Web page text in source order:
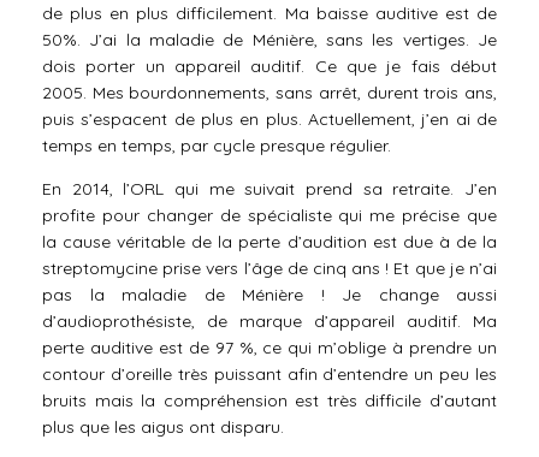
de plus en plus difficilement. Ma baisse auditive est de
50%. J’ai la maladie de Ménière, sans les vertiges. Je
dois porter un appareil auditif. Ce que je fais début
2005. Mes bourdonnements, sans arrêt, durent trois ans,
puis s’espacent de plus en plus. Actuellement, j’en ai de
temps en temps, par cycle presque régulier.
En 2014, l’ORL qui me suivait prend sa retraite. J’en
profite pour changer de spécialiste qui me précise que
la cause véritable de la perte d’audition est due à de la
streptomycine prise vers l’âge de cinq ans ! Et que je n’ai
pas la maladie de Ménière ! Je change aussi
d’audioprothésiste, de marque d’appareil auditif. Ma
perte auditive est de 97 %, ce qui m’oblige à prendre un
contour d’oreille très puissant afin d’entendre un peu les
bruits mais la compréhension est très difficile d’autant
plus que les aigus ont disparu.